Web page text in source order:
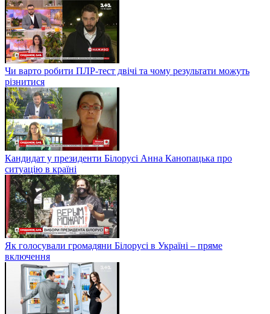
Чи варто робити ПЛР-тест двічі та чому результати можуть
різнитися
Кандидат у президенти Білорусі Анна Канопацька про
ситуацію в країні
Як голосували громадяни Білорусі в Україні – пряме
включення